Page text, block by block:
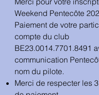
Weekend Pentecôte
Paiement de votre
compte du club
BE23.0014.7701.8491
communication
nom du pilote.
Merci de respecter les